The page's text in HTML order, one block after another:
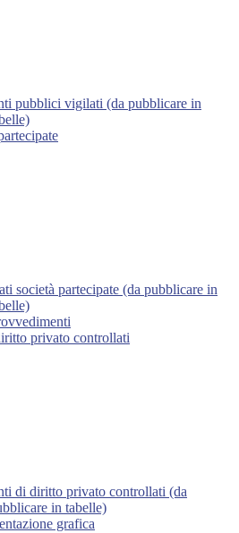
pubblici vigilati (da pubblicare in
società partecipate (da pubblicare in
privato controllati
di diritto privato controllati (da
in tabelle)
grafica